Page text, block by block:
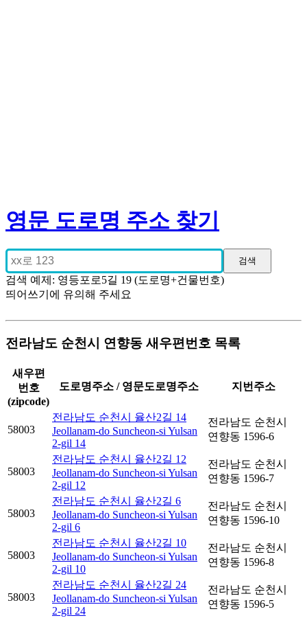
영문 도로명 주소 찾기
검색 예제: 영등포로5길 19 (도로명+건물번호)
띄어쓰기에 유의해 주세요
전라남도 순천시 연향동 새우편번호 목록
새우편
번호
(zipcode)
도로명주소 / 영문도로명주소 지번주소
58003
전라남도 순천시 율산2길 14
Jeollanam-do Suncheon-si Yulsan
2-gil 14
전라남도 순천시
연향동 1596-6
58003
전라남도 순천시 율산2길 12
Jeollanam-do Suncheon-si Yulsan
2-gil 12
전라남도 순천시
연향동 1596-7
58003
전라남도 순천시 율산2길 6
Jeollanam-do Suncheon-si Yulsan
2-gil 6
전라남도 순천시
연향동 1596-10
58003
전라남도 순천시 율산2길 10
Jeollanam-do Suncheon-si Yulsan
2-gil 10
전라남도 순천시
연향동 1596-8
58003
전라남도 순천시 율산2길 24
Jeollanam-do Suncheon-si Yulsan
2-gil 24
전라남도 순천시
연향동 1596-5